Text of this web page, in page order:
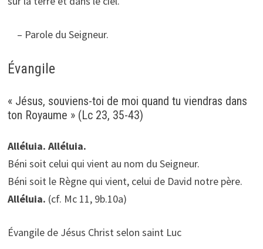
– Parole du Seigneur.
Évangile
« Jésus, souviens-toi de moi quand tu viendras dans
ton Royaume » (Lc 23, 35-43)
Alléluia. Alléluia.
Béni soit celui qui vient au nom du Seigneur.
Béni soit le Règne qui vient, celui de David notre père.
Alléluia. (cf. Mc 11, 9b.10a)
Évangile de Jésus Christ selon saint Luc